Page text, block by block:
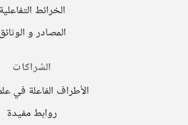
الخرائط التفاعلية
المصادر و الوثائق
الشراكات
الأطراف الفاعلة في
روابط مفيدة